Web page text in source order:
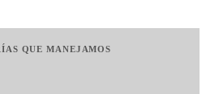
QUE MANEJAMOS